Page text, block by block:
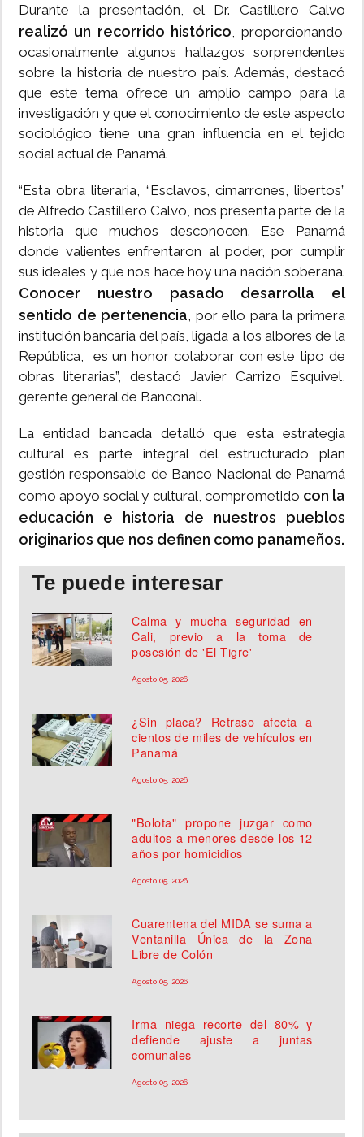
Durante la presentación, el Dr. Castillero Calvo
realizó un recorrido histórico, proporcionando
ocasionalmente algunos hallazgos sorprendentes
sobre la historia de nuestro país. Además, destacó
que este tema ofrece un amplio campo para la
investigación y que el conocimiento de este aspecto
sociológico tiene una gran influencia en el tejido
social actual de Panamá.
“Esta obra literaria, “Esclavos, cimarrones, libertos”
de Alfredo Castillero Calvo, nos presenta parte de la
historia que muchos desconocen. Ese Panamá
donde valientes enfrentaron al poder, por cumplir
sus ideales y que nos hace hoy una nación soberana.
Conocer nuestro pasado desarrolla el
sentido de pertenencia, por ello para la primera
institución bancaria del país, ligada a los albores de la
República, es un honor colaborar con este tipo de
obras literarias”, destacó Javier Carrizo Esquivel,
gerente general de Banconal.
La entidad bancada detalló que esta estrategia
cultural es parte integral del estructurado plan
gestión responsable de Banco Nacional de Panamá
como apoyo social y cultural, comprometido con la
educación e historia de nuestros pueblos
originarios que nos definen como panameños.
Te puede interesar
Calma y mucha seguridad en
Cali, previo a la toma de
posesión de 'El Tigre'
Agosto 05, 2026
¿Sin placa? Retraso afecta a
cientos de miles de vehículos en
Panamá
Agosto 05, 2026
"Bolota" propone juzgar como
adultos a menores desde los 12
años por homicidios
Agosto 05, 2026
Cuarentena del MIDA se suma a
Ventanilla Única de la Zona
Libre de Colón
Agosto 05, 2026
Irma niega recorte del 80% y
defiende ajuste a juntas
comunales
Agosto 05, 2026